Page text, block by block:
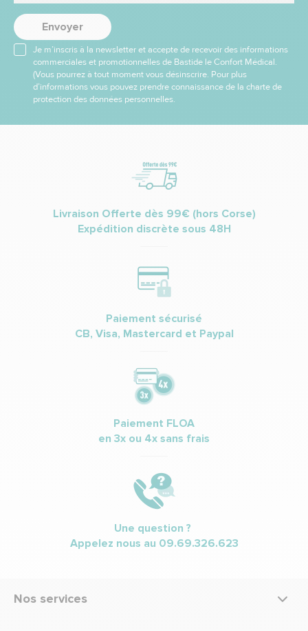
Envoyer
Je m’inscris à la newsletter et accepte de recevoir des informations
commerciales et promotionnelles de Bastide le Confort Médical.
(Vous pourrez à tout moment vous désinscrire. Pour plus
d’informations vous pouvez prendre connaissance de la charte de
protection des données personnelles.
Livraison Offerte dès 99€ (hors Corse)
Expédition discrète sous 48H
Paiement sécurisé
CB, Visa, Mastercard et Paypal
Paiement FLOA
en 3x ou 4x sans frais
Une question ?
Appelez nous au 09.69.326.623
Nos services